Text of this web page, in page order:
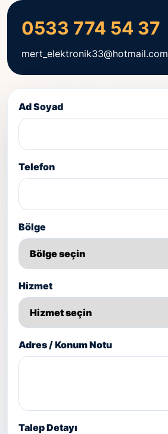
0533 774 54 37
mert_elektronik33@hotmail.com
Ad Soyad
Telefon
Bölge
Hizmet
Adres / Konum Notu
Talep Detayı